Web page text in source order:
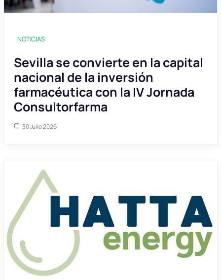
NOTICIAS
Sevilla se convierte en la capital
nacional de la inversión
farmacéutica con la IV Jornada
Consultorfarma
30 Julio 2026